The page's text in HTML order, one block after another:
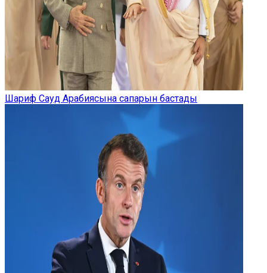
Шариф Сауд Арабиясына сапарын бастады